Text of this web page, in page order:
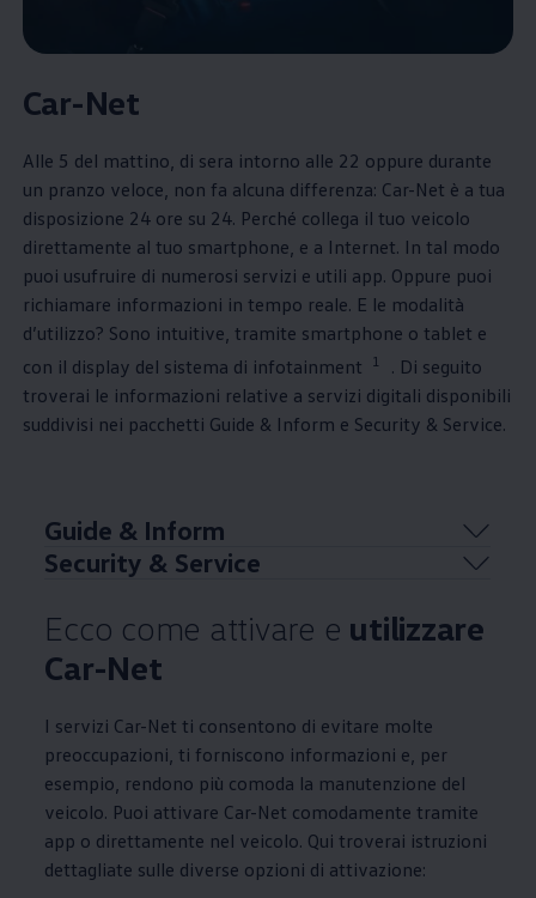
Car-Net
Alle 5 del mattino, di sera intorno alle 22 oppure durante
un pranzo veloce, non fa alcuna differenza: Car-Net è a tua
disposizione 24 ore su 24. Perché collega il tuo veicolo
direttamente al tuo smartphone, e a Internet. In tal modo
puoi usufruire di numerosi servizi e utili app. Oppure puoi
richiamare informazioni in tempo reale. E le modalità
d’utilizzo? Sono intuitive, tramite smartphone o tablet e
con il display del sistema di infotainment
1
. Di seguito
troverai le informazioni relative a servizi digitali disponibili
suddivisi nei pacchetti Guide & Inform e Security & Service.
Guide & Inform
Security & Service
Ecco come attivare e utilizzare
Car-Net
I servizi Car-Net ti consentono di evitare molte
preoccupazioni, ti forniscono informazioni e, per
esempio, rendono più comoda la manutenzione del
veicolo. Puoi attivare Car-Net comodamente tramite
app o direttamente nel veicolo. Qui troverai istruzioni
dettagliate sulle diverse opzioni di attivazione: